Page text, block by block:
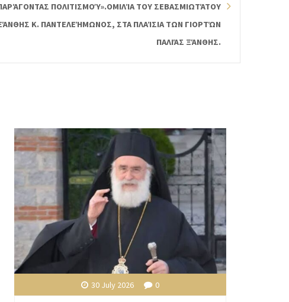
ΠΟΛΙΤΙΣΜΟΎ».ΟΜΙΛΊΑ ΤΟΥ ΣΕΒΑΣΜΙΩΤΆΤΟΥ
Κ. ΠΑΝΤΕΛΕΉΜΩΝΟΣ, ΣΤΑ ΠΛΑΊΣΙΑ ΤΩΝ ΓΙΟΡΤΏΝ
ΠΑΛΙΆΣ ΞΆΝΘΗΣ.
30 July 2026 0